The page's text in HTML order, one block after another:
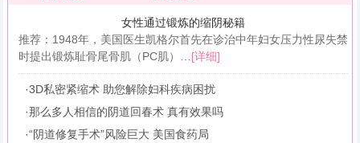
女性通过锻炼的缩阴秘籍
推荐：1948年，美国医生凯格尔首先在诊治中年妇女压力性尿失禁
时提出锻炼耻骨尾骨肌（PC肌）… [详细]
·3D私密紧缩术 助您解除妇科疾病困扰
·那么多人相信的阴道回春术 真有效果吗
·“阴道修复手术”风险巨大 美国食药局